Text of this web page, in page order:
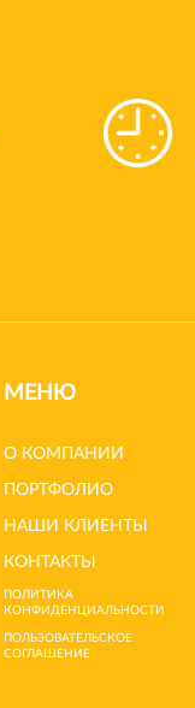
МЕНЮ
О КОМПАНИИ
ПОРТФОЛИО
НАШИ КЛИЕНТЫ
КОНТАКТЫ
ПОЛИТИКА
КОНФИДЕНЦИАЛЬНОСТИ
ПОЛЬЗОВАТЕЛЬСКОЕ
СОГЛАШЕНИЕ